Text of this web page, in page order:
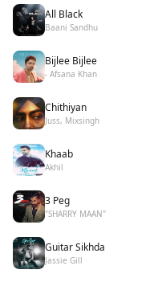
All Black
Baani Sandhu
Bijlee Bijlee
- Afsana Khan
Chithiyan
Juss, Mixsingh
Khaab
Akhil
3 Peg
"SHARRY MAAN"
Guitar Sikhda
Jassie Gill